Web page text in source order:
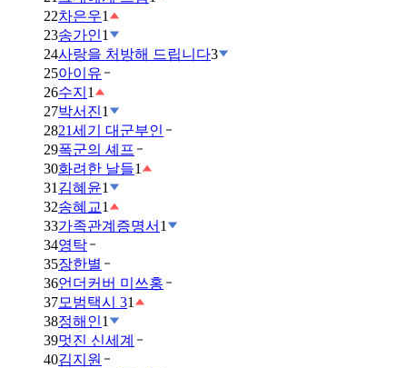
22차은우1
23송가인1
24사랑을 처방해 드립니다3
25아이유
26수지 1
27박서진1
2821세기 대군부인
29폭군의 셰프
30화려한 날들1
31 김혜윤1
32송혜교1
33가족관계증명서 1
34영탁
35장한별
36언더커버 미쓰홍
37모범택시 31
38정해인1
39멋진 신세계
40김지원